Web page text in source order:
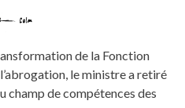
de la Fonction
le ministre a retiré
champ de compétences des